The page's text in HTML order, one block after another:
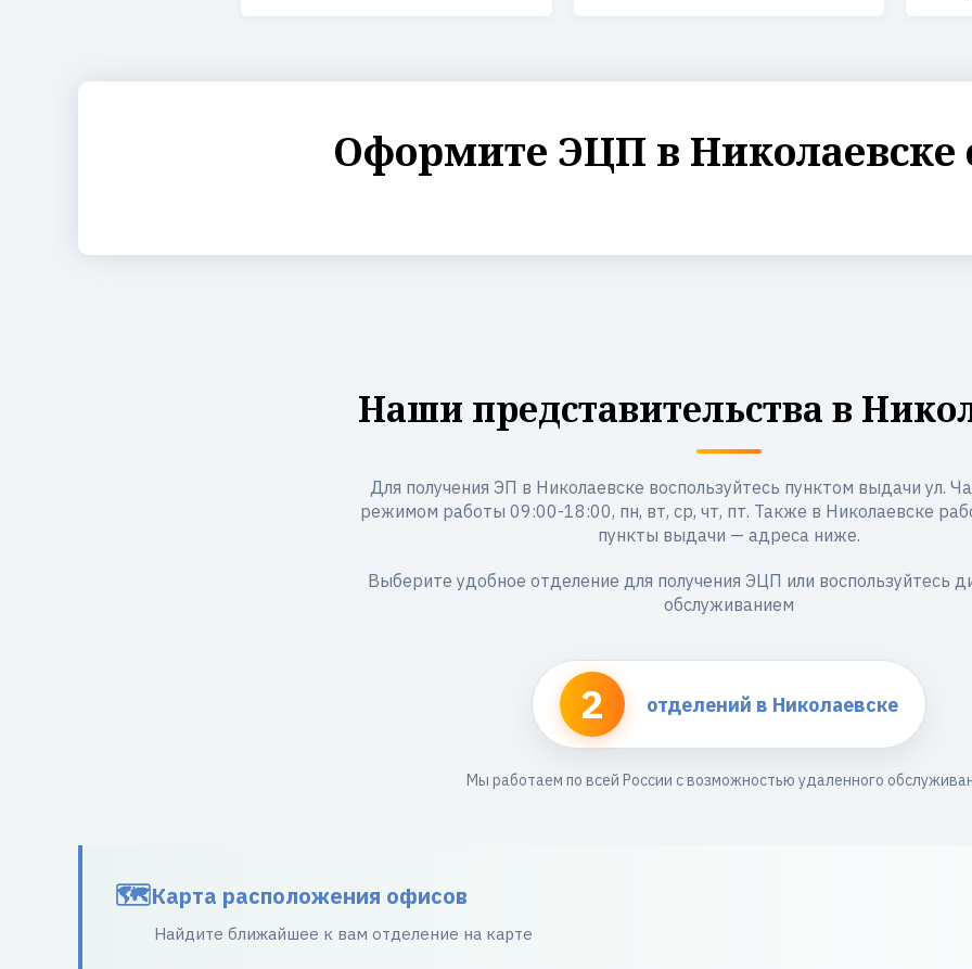
Оформите ЭЦП в Николаевске
Наши представительства в
Для получения ЭП в Николаевске воспользуйтесь пунктом выдачи ул.
режимом работы 09:00-18:00, пн, вт, ср, чт, пт. Также в Николаевске
пункты выдачи — адреса ниже.
Выберите удобное отделение для получения ЭЦП или воспользуйтесь
обслуживанием
2 отделений в Николаевске
Мы работаем по всей России с возможностью удаленного
Карта расположения офисов
Найдите ближайшее к вам отделение на карте